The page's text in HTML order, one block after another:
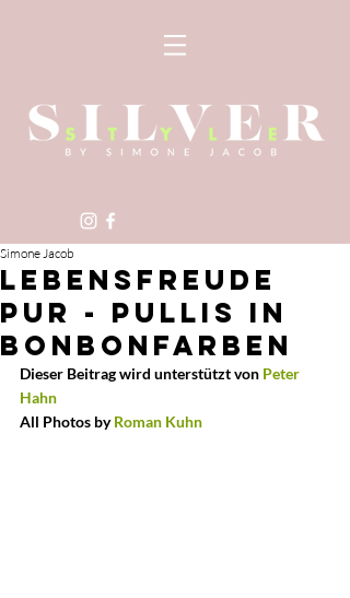
LEBENSFREUDE
PUR - PULLIS IN
BONBONFARBEN
Simone Jacob
Dieser Beitrag wird unterstützt von Peter
Hahn
All Photos by Roman Kuhn